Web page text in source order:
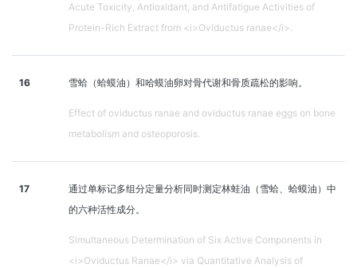
Acute Toxicity, Antioxidant, and Antifatigue Activities of
Protein-Rich Extract from <i>Oviductus ranae</i>.
16 雪蛤（蛤蟆油）和哈蟆油卵对骨代谢和骨质疏松的影响。
Effect of oviductus ranae and oviductus ranae eggs on bone
metabolism and osteoporosis.
17
通过单标记多组分定量分析同时测定林蛙油（雪蛤、蛤蟆油）中
的六种活性成分。
Simultaneous Determination of Six Active Components in
<i>Oviductus Ranae</i> via Quantitative Analysis of